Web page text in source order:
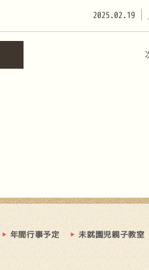
2025.02.19
年間行事予定 未就園児親子教室